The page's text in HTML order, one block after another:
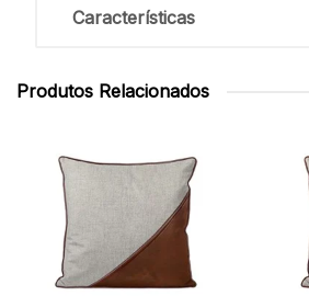
Características
Produtos Relacionados